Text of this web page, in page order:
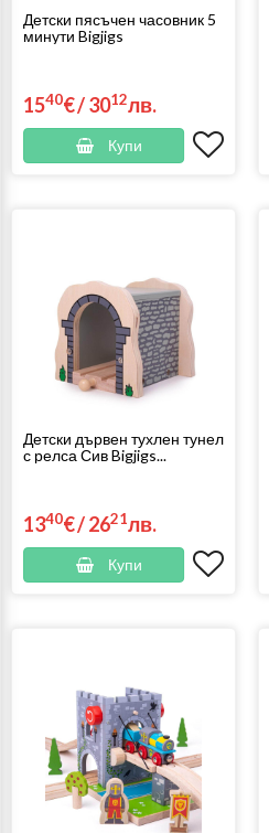
Детски пясъчен часовник 5
минути Bigjigs
1540€/3012лв.
Купи
Детски дървен тухлен тунел
с релса Сив Bigjigs...
1340€/2621лв.
Купи